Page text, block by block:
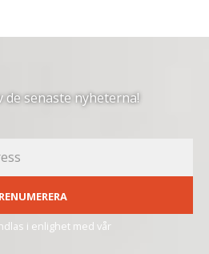
de senaste nyheterna!
i enlighet med vår